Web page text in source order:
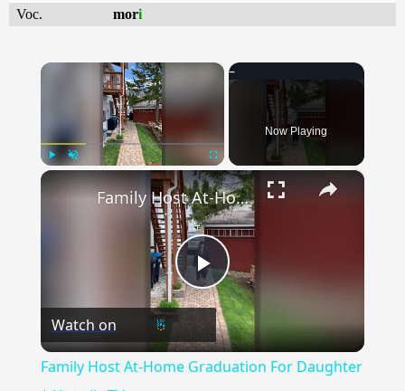
Voc.
mori
×
Fullscreen
Now Playing
×
Play
Video
Family Host At-Home Graduation For Daughter | Happily TV
Watch on
Family Host At-Home Graduation For Daughter